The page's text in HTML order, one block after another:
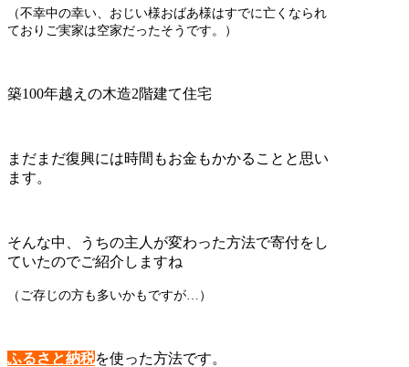
（不幸中の幸い、おじい様おばあ様はすでに亡くなられ
ておりご実家は空家だったそうです。）
築100年越えの木造2階建て住宅
まだまだ復興には時間もお金もかかることと思い
ます。
そんな中、うちの主人が変わった方法で寄付をし
ていたのでご紹介しますね
（ご存じの方も多いかもですが…）
ふるさと納税を使った方法です。